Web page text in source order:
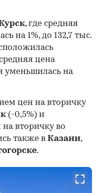
, где средняя
на 1%, до 132,7 тыс.
цена
уменьшилась на
цен на вторичку
(-0,5%) и
вторичку во
также в Казани,
.